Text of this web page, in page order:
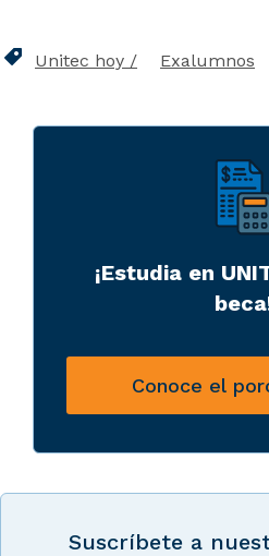
Unitec hoy Exalumnos
¡Estudia en
Conoce el
Suscríbete a